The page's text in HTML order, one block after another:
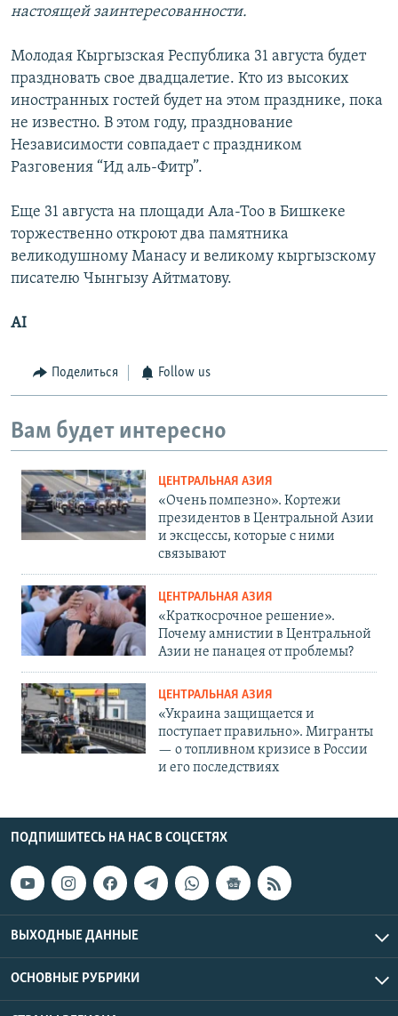
настоящей заинтересованности.
Молодая Кыргызская Республика 31 августа будет
праздновать свое двадцалетие. Кто из высоких
иностранных гостей будет на этом празднике, пока
не известно. В этом году, празднование
Независимости совпадает с праздником
Разговения “Ид аль-Фитр”.
Еще 31 августа на площади Ала-Тоо в Бишкеке
торжественно откроют два памятника
великодушному Манасу и великому кыргызскому
писателю Чынгызу Айтматову.
AI
Поделиться Follow us
Вам будет интересно
ЦЕНТРАЛЬНАЯ АЗИЯ
«Очень помпезно». Кортежи
президентов в Центральной Азии
и эксцессы, которые с ними
связывают
ЦЕНТРАЛЬНАЯ АЗИЯ
«Краткосрочное решение».
Почему амнистии в Центральной
Азии не панацея от проблемы?
ЦЕНТРАЛЬНАЯ АЗИЯ
«Украина защищается и
поступает правильно». Мигранты
— о топливном кризисе в России
и его последствиях
ПОДПИШИТЕСЬ НА НАС В СОЦСЕТЯХ
ВЫХОДНЫЕ ДАННЫЕ
ОСНОВНЫЕ РУБРИКИ